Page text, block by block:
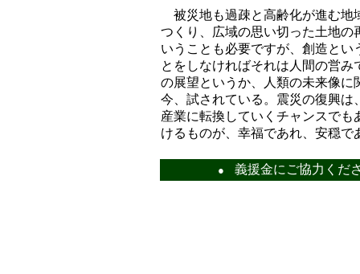
被災地も過疎と高齢化が進む地
つくり、広域の思い切った土地
いうことも必要ですが、創造と
とをしなければそれは人間の営
の展望というか、人類の未来像
今、試されている。震災の復興
産業に転換していくチャンスでも
けるものが、幸福であれ、安穏
● 義援金にご協力